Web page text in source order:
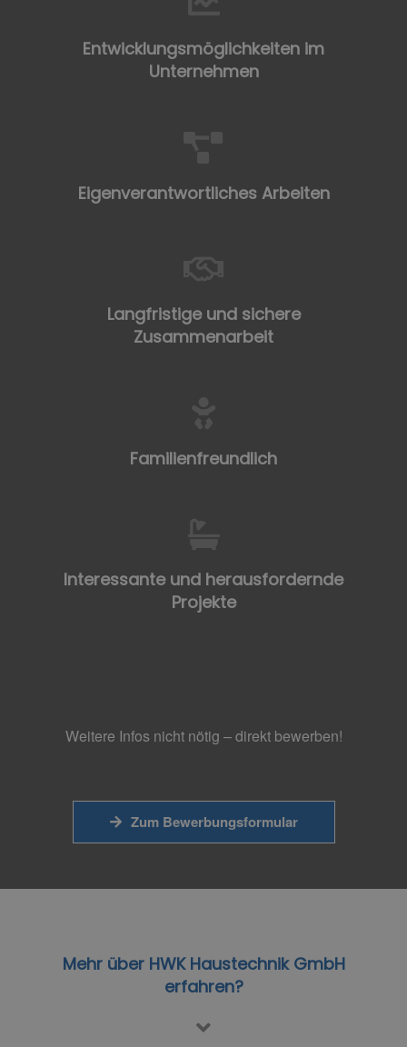
Entwicklungsmöglichkeiten im
Unternehmen
Eigenverantwortliches Arbeiten
Langfristige und sichere
Zusammenarbeit
Familienfreundlich
Interessante und herausfordernde
Projekte
Weitere Infos nicht nötig – direkt bewerben!
Zum Bewerbungsformular
Mehr über HWK Haustechnik GmbH
erfahren?